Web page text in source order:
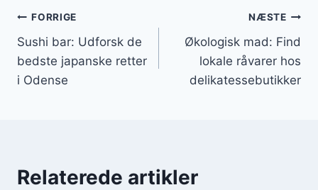
Indlægsnavigation
FORRIGE
Sushi bar: Udforsk de
bedste japanske retter
i Odense
NÆSTE
Økologisk mad: Find
lokale råvarer hos
delikatessebutikker
Relaterede artikler